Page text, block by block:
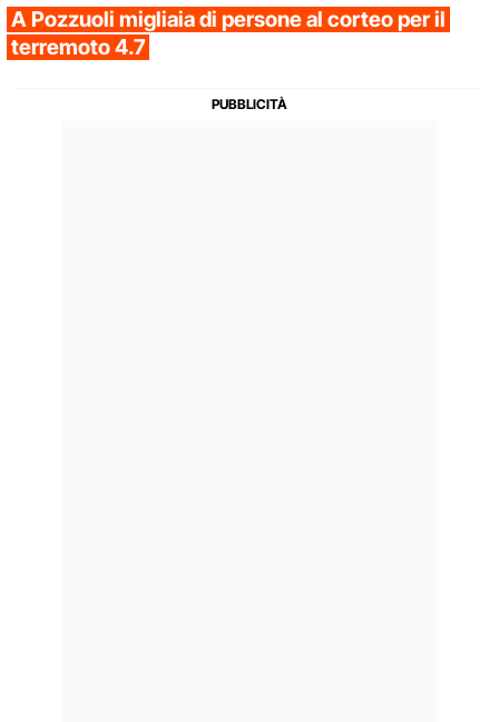
A Pozzuoli migliaia di persone al corteo per il
terremoto 4.7